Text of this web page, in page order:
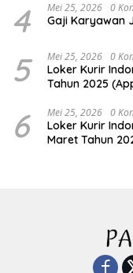
4 Mei 25, 2026 0
Gaji Karyawan
5 Mei 25, 2026 0
Loker Kurir
Tahun 2025
6 Mei 25, 2026 0
Loker Kurir
Maret Tahun